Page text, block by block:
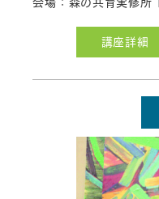
「あるばむづ
ポートを公開
「プリンティ
「筆文字ワー
を公開しまし
「ハガキ道と
開しました。
「モノクロ印
ました。
講座詳細